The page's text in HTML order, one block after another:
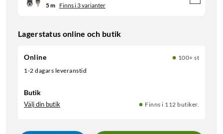
5 m Finns i 3 varianter
Lagerstatus online och butik
Online
100+ st
1-2 dagars leveranstid
Butik
Välj din butik Finns i 112 butiker.